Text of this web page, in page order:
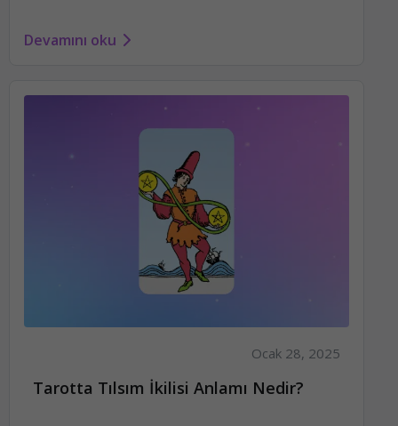
Devamını oku
Ocak 28, 2025
Tarotta Tılsım İkilisi Anlamı Nedir?